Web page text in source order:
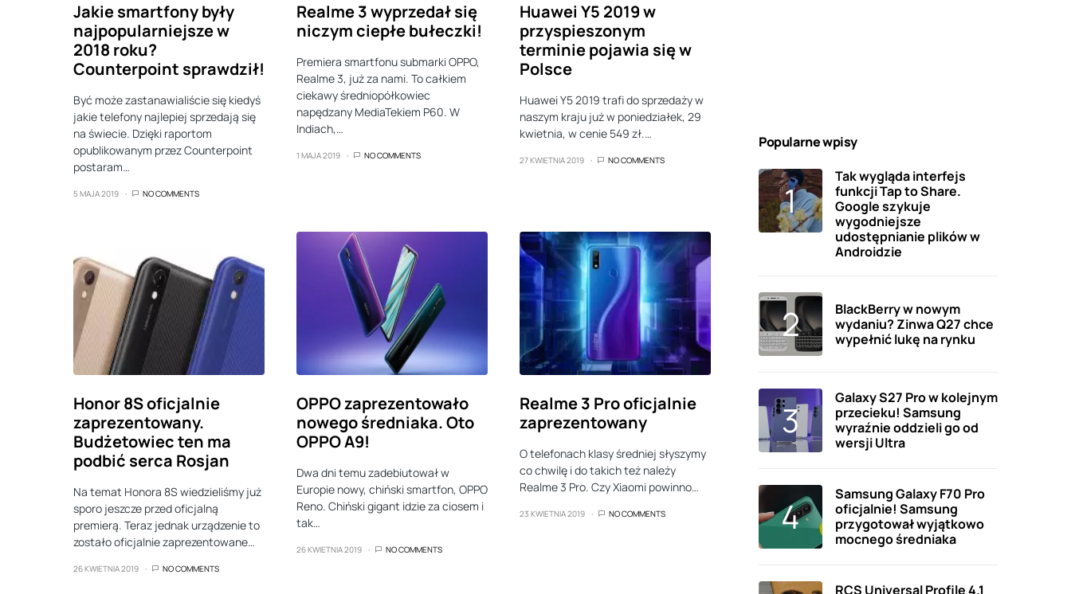
Jakie smartfony były
najpopularniejsze w
2018 roku?
Counterpoint sprawdził!
Być może zastanawialiście się kiedyś
jakie telefony najlepiej sprzedają się
na świecie. Dzięki raportom
opublikowanym przez Counterpoint
postaram…
5 MAJA 2019 NO COMMENTS
Realme 3 wyprzedał się
niczym ciepłe bułeczki!
Premiera smartfonu submarki OPPO,
Realme 3, już za nami. To całkiem
ciekawy średniopółkowiec
napędzany MediaTekiem P60. W
Indiach,…
1 MAJA 2019 NO COMMENTS
Huawei Y5 2019 w
przyspieszonym
terminie pojawia się w
Polsce
Huawei Y5 2019 trafi do sprzedaży w
naszym kraju już w poniedziałek, 29
kwietnia, w cenie 549 zł.…
27 KWIETNIA 2019 NO COMMENTS
Honor 8S oficjalnie
zaprezentowany.
Budżetowiec ten ma
podbić serca Rosjan
Na temat Honora 8S wiedzieliśmy już
sporo jeszcze przed oficjalną
premierą. Teraz jednak urządzenie to
zostało oficjalnie zaprezentowane…
26 KWIETNIA 2019 NO COMMENTS
OPPO zaprezentowało
nowego średniaka. Oto
OPPO A9!
Dwa dni temu zadebiutował w
Europie nowy, chiński smartfon, OPPO
Reno. Chiński gigant idzie za ciosem i
tak…
26 KWIETNIA 2019 NO COMMENTS
Realme 3 Pro oficjalnie
zaprezentowany
O telefonach klasy średniej słyszymy
co chwilę i do takich też należy
Realme 3 Pro. Czy Xiaomi powinno…
23 KWIETNIA 2019 NO COMMENTS
Popularne wpisy
Tak wygląda interfejs
funkcji Tap to Share.
Google szykuje
wygodniejsze
udostępnianie plików w
Androidzie
BlackBerry w nowym
wydaniu? Zinwa Q27 chce
wypełnić lukę na rynku
Galaxy S27 Pro w kolejnym
przecieku! Samsung
wyraźnie oddzieli go od
wersji Ultra
Samsung Galaxy F70 Pro
oficjalnie! Samsung
przygotował wyjątkowo
mocnego średniaka
RCS Universal Profile 4.1